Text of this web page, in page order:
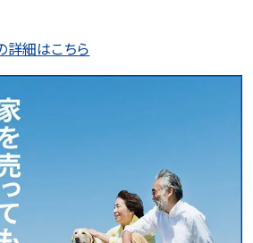
詳細はこちら